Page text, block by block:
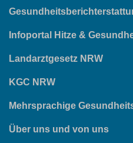
Infoportal Hitze &
Landarztgesetz NRW
KGC NRW
Mehrsprachige
Über uns und von uns